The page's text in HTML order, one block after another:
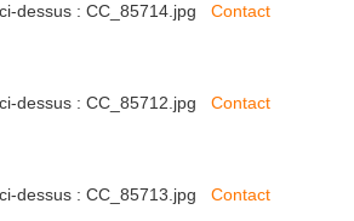
dessus : CC_85714.jpg Contact
dessus : CC_85712.jpg Contact
dessus : CC_85713.jpg Contact